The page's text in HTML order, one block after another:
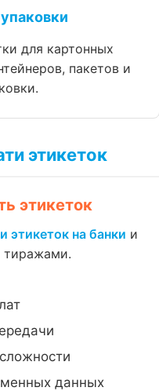
для картонных
пакетов и
этикеток
этикеток
этикеток на банки и
тиражами.
данных